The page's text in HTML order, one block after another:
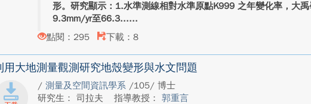
形。研究顯示：1.水準測線相對水準原點K999 之年變化率，大
9.3mm/yr至66.3...
點閱：295
下載：8
用大地測量觀測研究地殼變形與水文問題
/測量及空間資訊學系 /105/ 博士
研究生： 司拉夫
指導教授：郭重言